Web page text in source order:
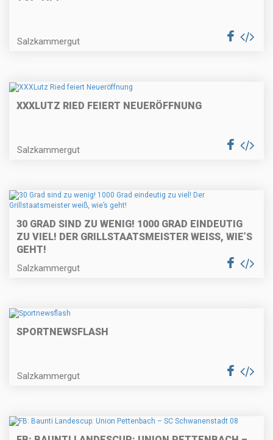
Salzkammergut
XXXLUTZ RIED FEIERT NEUERÖFFNUNG
Salzkammergut
30 GRAD SIND ZU WENIG! 1000 GRAD EINDEUTIG
ZU VIEL! DER GRILLSTAATSMEISTER WEISS, WIE’S G
EHT!
Salzkammergut
SPORTNEWSFLASH
Salzkammergut